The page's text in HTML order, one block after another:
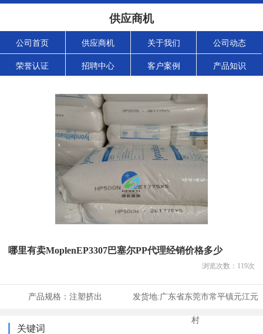
供应商机
公司首页 供应商机 关于我们 公司动态
荣誉认证 招聘中心 客户案例 产品知识
哪里有卖MoplenEP3307巴塞尔PP代理经销价格多少
浏览次数： 119次
产品规格： 注塑挤出 发货地:广东省东莞市常平镇元江元
村
关键词